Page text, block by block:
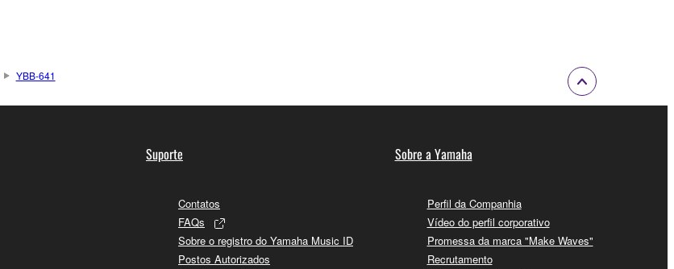
YBB-641
Suporte
Contatos
FAQs
Sobre o registro do Yamaha Music ID
Postos Autorizados
Sobre a Yamaha
Perfil da Companhia
Vídeo do perfil corporativo
Promessa da marca "Make Waves"
Recrutamento